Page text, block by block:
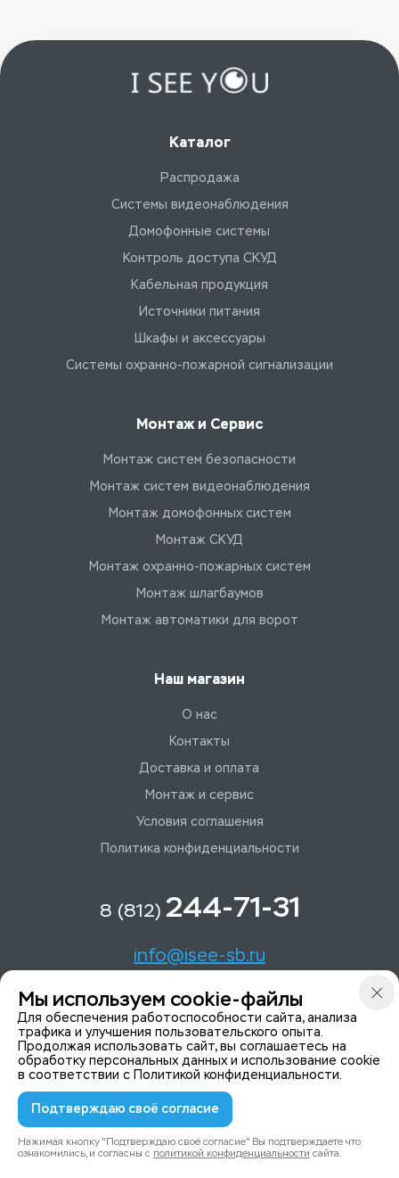
Каталог
Распродажа
Системы видеонаблюдения
Домофонные системы
Контроль доступа СКУД
Кабельная продукция
Источники питания
Шкафы и аксессуары
Системы охранно-пожарной сигнализации
Монтаж и Сервис
Монтаж систем безопасности
Монтаж систем видеонаблюдения
Монтаж домофонных систем
Монтаж СКУД
Монтаж охранно-пожарных систем
Монтаж шлагбаумов
Монтаж автоматики для ворот
Наш магазин
О нас
Контакты
Доставка и оплата
Монтаж и сервис
Условия соглашения
Политика конфиденциальности
8 (812) 244-71-31
info@isee-sb.ru
Светлановский пр-кт, д. 70, корп. 1
Мы в Telegam
© 2015-2026 ISeeYou - системы безопасности
Политика конфиденциальности
Мы используем cookie-файлы
Для обеспечения работоспособности сайта, анализа
трафика и улучшения пользовательского опыта.
Продолжая использовать сайт, вы соглашаетесь на
обработку персональных данных и использование cookie
в соответствии с Политикой конфиденциальности.
Подтверждаю своё согласие
Нажимая кнопку "Подтверждаю своё согласие" Вы подтверждаете что
ознакомились, и согласны с политикой конфиденциальности сайта.